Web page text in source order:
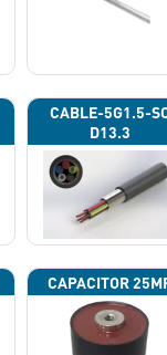
CABLE-5G1.5-
D13.3
CAPACITOR